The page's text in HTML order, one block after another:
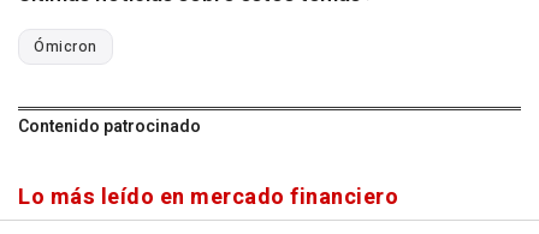
Ómicron
Contenido patrocinado
Lo más leído en mercado financiero